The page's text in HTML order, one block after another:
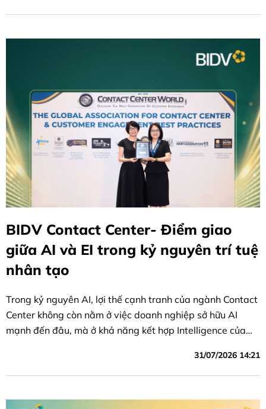
BIDV Contact Center- Điểm giao
giữa AI và EI trong kỷ nguyên trí tuệ
nhân tạo
Trong kỷ nguyên AI, lợi thế cạnh tranh của ngành Contact
Center không còn nằm ở việc doanh nghiệp sở hữu AI
mạnh đến đâu, mà ở khả năng kết hợp Intelligence của
tạo ra những trải nghiệm khách hàng mà một trong hai
bên - nếu đứng riêng lẻ - đều không thể mang lại một
31/07/2026 14:21